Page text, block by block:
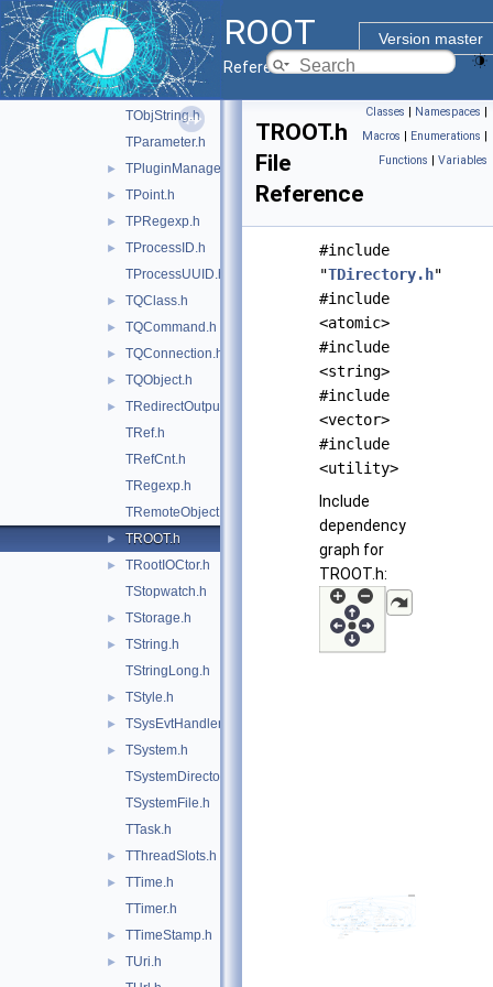
ROOT
Version master
Reference Guide
TMessageHandler.h
TNamed.h
TNotifyLink.h
► TObject.h
TObjString.h
TParameter.h
► TPluginManager.h
► TPoint.h
► TPRegexp.h
►
TProcessID.h
TProcessUUID.h
► TQClass.h
► TQCommand.h
► TQConnection.h
► TQObject.h
►
TRedirectOutputGuard.h
TRef.h
TRefCnt.h
TRegexp.h
TRemoteObject.h
► TROOT.h
►
TRootIOCtor.h
TStopwatch.h
► TStorage.h
►
TString.h
TStringLong.h
► TStyle.h
► TSysEvtHandler.h
►
TSystem.h
TSystemDirectory.h
TSystemFile.h
TTask.h
► TThreadSlots.h
►
TTime.h
TTimer.h
► TTimeStamp.h
►
TUri.h
Classes | Namespaces |
Macros | Enumerations |
Functions | Variables
TROOT.h
File
Reference
#include
"TDirectory.h"
#include
<atomic>
#include
<string>
#include
<vector>
#include
<utility>
Include
dependency
graph for
TROOT.h: